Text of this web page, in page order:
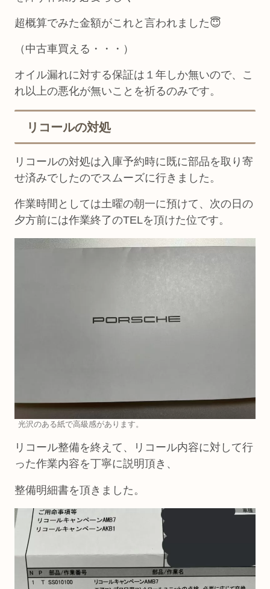
超概算でみた金額がこれと言われました😇
（中古車買える・・・）
オイル漏れに対する保証は１年しか無いので、こ
れ以上の悪化が無いことを祈るのみです。
リコールの対処
リコールの対処は入庫予約時に既に部品を取り寄
せ済みでしたのでスムーズに行きました。
作業時間としては土曜の朝一に預けて、次の日の
夕方前には作業終了のTELを頂けた位です。
光沢のある紙で高級感があります。
リコール整備を終えて、リコール内容に対して行
った作業内容を丁寧に説明頂き、
整備明細書を頂きました。